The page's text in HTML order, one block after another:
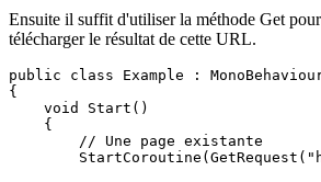
Ensuite il suffit d'utiliser la méthode Get
télécharger le résultat de cette URL.
public class Example :
{
void Start()
{
// Une page existante